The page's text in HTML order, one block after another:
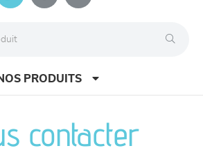
PRODUITS
contacter